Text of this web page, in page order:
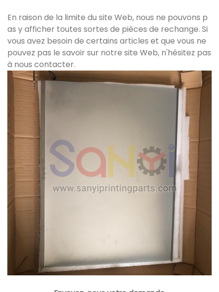
En raison de la limite du site Web, nous ne pouvons p
as y afficher toutes sortes de pièces de rechange. Si
vous avez besoin de certains articles et que vous ne
pouvez pas le savoir sur notre site Web, n'hésitez pas
à nous contacter.